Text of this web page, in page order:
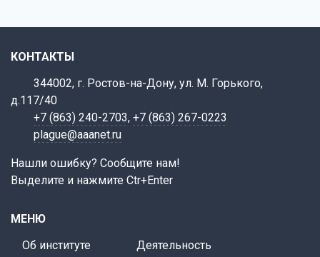
КОНТАКТЫ
344002, г. Ростов-на-Дону, ул. М. Горького,
д.117/40
+7 (863) 240-2703, +7 (863) 267-0223
plague@aaanet.ru
Нашли ошибку? Сообщите нам!
Выделите и нажмите Ctr+Enter
МЕНЮ
Об институте
Деятельность